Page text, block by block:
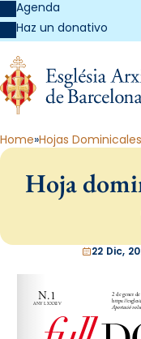
Agenda
Haz un donativo
Home Hojas Dominicales
Hoja
22 Dic,